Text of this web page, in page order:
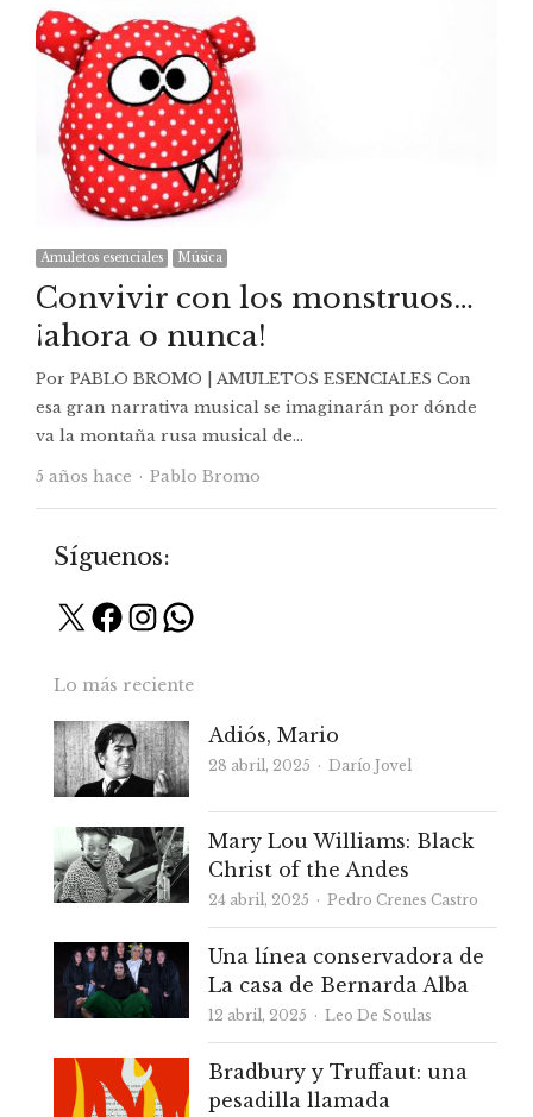
Amuletos esenciales Música
Convivir con los monstruos…
¡ahora o nunca!
Por PABLO BROMO | AMULETOS ESENCIALES Con
esa gran narrativa musical se imaginarán por dónde
va la montaña rusa musical de…
5 años hace
Autor
Pablo Bromo
Síguenos:
X Facebook
Instagram
WhatsApp
Lo más reciente
Adiós, Mario
28 abril, 2025 Autor
Darío Jovel
Mary Lou Williams: Black
Christ of the Andes
24 abril, 2025 Autor
Pedro Crenes Castro
Una línea conservadora de
La casa de Bernarda Alba
12 abril, 2025 Autor
Leo De Soulas
Bradbury y Truffaut: una
pesadilla llamada